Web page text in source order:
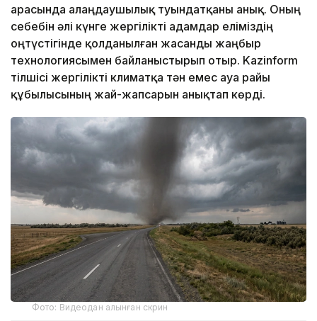
арасында алаңдаушылық туындатқаны анық. Оның
себебін әлі күнге жергілікті адамдар еліміздің
оңтүстігінде қолданылған жасанды жаңбыр
технологиясымен байланыстырып отыр. Kazinform
тілшісі жергілікті климатқа тән емес ауа райы
құбылысының жай-жапсарын анықтап көрді.
Фото: Видеодан алынған скрин